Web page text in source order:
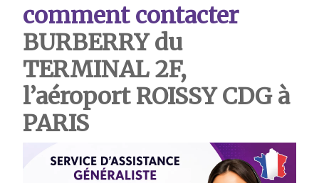
comment contacter
BURBERRY du
TERMINAL 2F,
l’aéroport ROISSY CDG à
PARIS